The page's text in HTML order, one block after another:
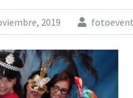
2019